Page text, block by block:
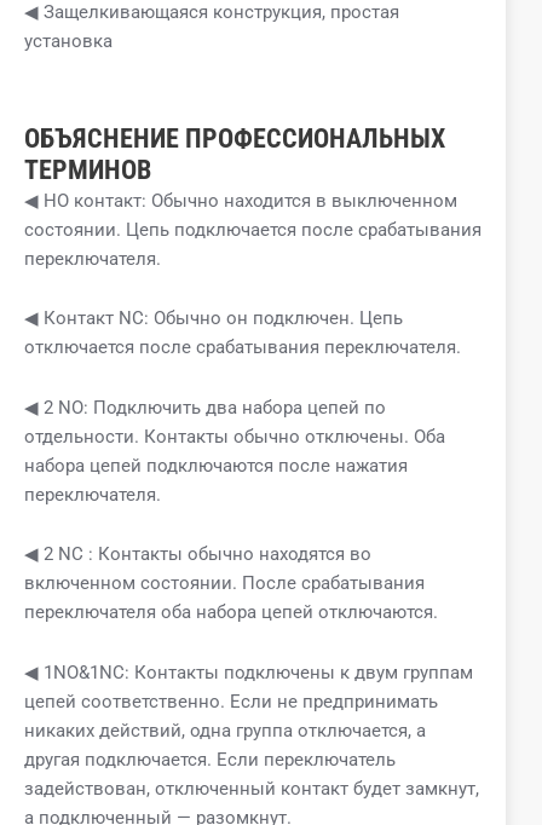
◀ Защелкивающаяся конструкция, простая
установка
ОБЪЯСНЕНИЕ ПРОФЕССИОНАЛЬНЫХ
ТЕРМИНОВ
◀ НО контакт: Обычно находится в выключенном
состоянии. Цепь подключается после срабатывания
переключателя.
◀ Контакт NC: Обычно он подключен. Цепь
отключается после срабатывания переключателя.
◀ 2 NO: Подключить два набора цепей по
отдельности. Контакты обычно отключены. Оба
набора цепей подключаются после нажатия
переключателя.
◀ 2 NC : Контакты обычно находятся во
включенном состоянии. После срабатывания
переключателя оба набора цепей отключаются.
◀ 1NO&1NC: Контакты подключены к двум группам
цепей соответственно. Если не предпринимать
никаких действий, одна группа отключается, а
другая подключается. Если переключатель
задействован, отключенный контакт будет замкнут,
а подключенный — разомкнут.